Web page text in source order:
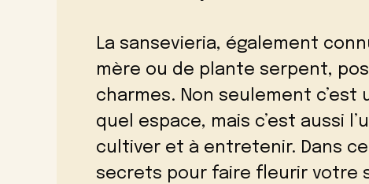
La sansevieria, également
mère ou de plante serpent,
charmes. Non seulement c’est
quel espace, mais c’est aussi
cultiver et à entretenir. Dans
secrets pour faire fleurir votre